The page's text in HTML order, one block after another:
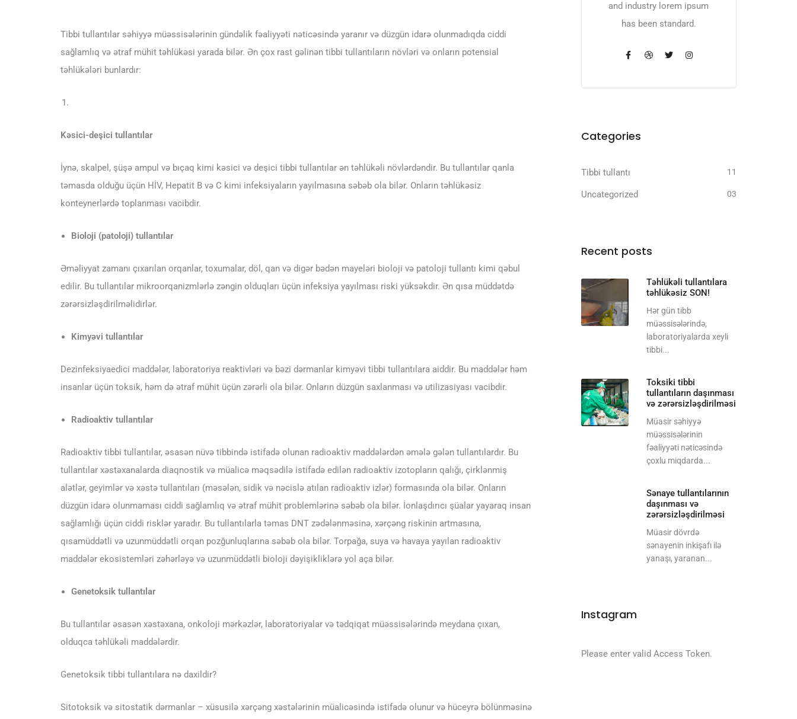
Tibbi tullantılar səhiyyə müəssisələrinin gündəlik fəaliyyəti nəticəsində yaranır və düzgün idarə olunmadıqda ciddi
sağlamlıq və ətraf mühit təhlükəsi yarada bilər. Ən çox rast gəlinən tibbi tullantıların növləri və onların potensial
təhlükələri bunlardır:
Kəsici-deşici tullantılar
İynə, skalpel, şüşə ampul və bıçaq kimi kəsici və deşici tibbi tullantılar ən təhlükəli növlərdəndir. Bu tullantılar qanla
təmasda olduğu üçün HİV, Hepatit B və C kimi infeksiyaların yayılmasına səbəb ola bilər. Onların təhlükəsiz
konteynerlərdə toplanması vacibdir.
Bioloji (patoloji) tullantılar
Əməliyyat zamanı çıxarılan orqanlar, toxumalar, döl, qan və digər bədən mayeləri bioloji və patoloji tullantı kimi qəbul
edilir. Bu tullantılar mikroorqanizmlərlə zəngin olduqları üçün infeksiya yayılması riski yüksəkdir. Ən qısa müddətdə
zərərsizləşdirilməlidirlər.
Kimyəvi tullantılar
Dezinfeksiyaedici maddələr, laboratoriya reaktivləri və bəzi dərmanlar kimyəvi tibbi tullantılara aiddir. Bu maddələr həm
insanlar üçün toksik, həm də ətraf mühit üçün zərərli ola bilər. Onların düzgün saxlanması və utilizasiyası vacibdir.
Radioaktiv tullantılar
Radioaktiv tibbi tullantılar, əsasən nüvə tibbində istifadə olunan radioaktiv maddələrdən əmələ gələn tullantılardır. Bu
tullantılar xəstəxanalarda diaqnostik və müalicə məqsədilə istifadə edilən radioaktiv izotopların qalığı, çirklənmiş
alətlər, geyimlər və xəstə tullantıları (məsələn, sidik və nəcislə atılan radioaktiv izlər) formasında ola bilər. Onların
düzgün idarə olunmaması ciddi sağlamlıq və ətraf mühit problemlərinə səbəb ola bilər. İonlaşdırıcı şüalar yayaraq insan
sağlamlığı üçün ciddi risklər yaradır. Bu tullantılarla təmas DNT zədələnməsinə, xərçəng riskinin artmasına,
qısamüddətli və uzunmüddətli orqan pozğunluqlarına səbəb ola bilər. Torpağa, suya və havaya yayılan radioaktiv
maddələr ekosistemləri zəhərləyə və uzunmüddətli bioloji dəyişikliklərə yol aça bilər.
Genetoksik tullantılar
Bu tullantılar əsasən xəstəxana, onkoloji mərkəzlər, laboratoriyalar və tədqiqat müəssisələrində meydana çıxan,
olduqca təhlükəli maddələrdir.
Genetoksik tibbi tullantılara nə daxildir?
Sitotoksik və sitostatik dərmanlar – xüsusilə xərçəng xəstələrinin müalicəsində istifadə olunur və hüceyrə bölünməsinə
and industry lorem ipsum
has been standard.
Categories
Tibbi tullantı 11
Uncategorized 03
Recent posts
Təhlükəli tullantılara
təhlükəsiz SON!
Hər gün tibb
müəssisələrində,
laboratoriyalarda xeyli
tibbi...
Toksiki tibbi
tullantıların daşınması
və zərərsizləşdirilməsi
Müasir səhiyyə
müəssisələrinin
fəaliyyəti nəticəsində
çoxlu miqdarda...
Sənaye tullantılarının
daşınması və
zərərsizləşdirilməsi
Müasir dövrdə
sənayenin inkişafı ilə
yanaşı, yaranan...
Instagram
Please enter valid Access Token.